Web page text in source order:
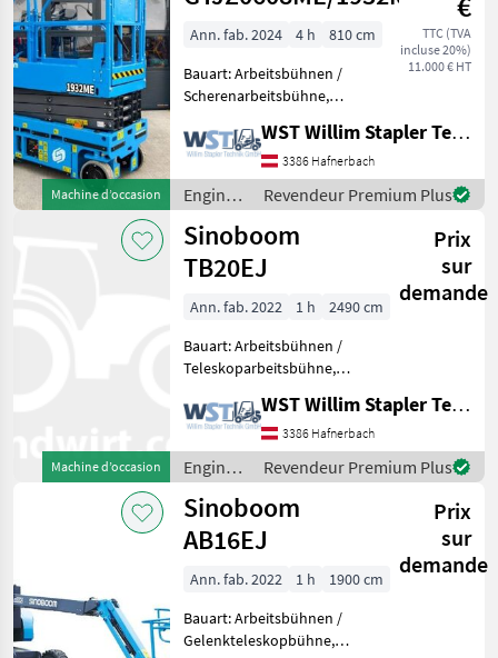
CHEMIN
ACTUEL
matériel de
construction
Engins De
Chantier
Rampes
Hydrauliques
Manitou
Haulotte
Afficher
Réinitialiser
Afficher
résultats
Machine d’occasion
TTC (TVA
incluse 20%)
11.000 € HT
Ann. fab. 2024 4 h
810 cm
Bauart: Arbeitsbühnen /
Scherenarbeitsbühne,
1880mm, Engins de
chantier Rampes
hydrauliques
WST Willim Stapler Technik GmbH
3386 Hafnerbach
Engins
de
chantier
/
Sinoboom
Revendeur Premium Plus
Machine d’occasion
Sinoboom
TB20EJ
Prix
sur
demande
Ann. fab. 2022 1 h
2490 cm
Bauart: Arbeitsbühnen /
Teleskoparbeitsbühne,
2790mm, Engins de
chantier Rampes
hydrauliques
WST Willim Stapler Technik GmbH
3386 Hafnerbach
Engins
de
chantier
/
Sinoboom
Revendeur Premium Plus
Sinoboom
AB16EJ
Prix
sur
demande
Ann. fab. 2022 1 h
1900 cm
Bauart: Arbeitsbühnen /
Gelenkteleskopbühne,